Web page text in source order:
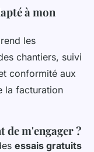
à mon
les
chantiers, suivi
conformité aux
la facturation
de m'engager ?
essais gratuits